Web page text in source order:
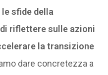
sfide della
riflettere sulle azioni
la transizione
dare concretezza a